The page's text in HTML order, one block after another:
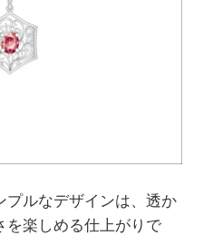
プルなデザインは、透か
を楽しめる仕上がりで